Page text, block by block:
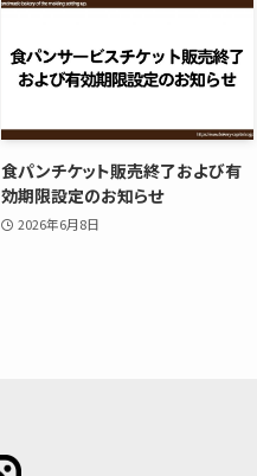
食パンチケット販売終了および有
効期限設定のお知らせ
2026年6月8日